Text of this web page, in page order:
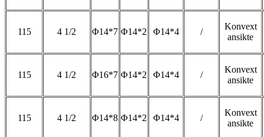
115 4 1/2 Φ14*7 Φ14*2 Φ14*4 /
Konvext
ansikte
115 4 1/2 Φ16*7 Φ14*2 Φ14*4 /
Konvext
ansikte
115 4 1/2 Φ14*8 Φ14*2 Φ14*4 /
Konvext
ansikte